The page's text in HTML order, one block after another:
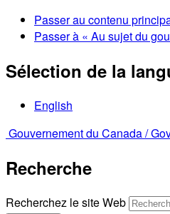
Passer au contenu
Passer à « Au sujet du
Sélection de la
English
Gouvernement du Canada /
Recherche
Recherchez le site Web